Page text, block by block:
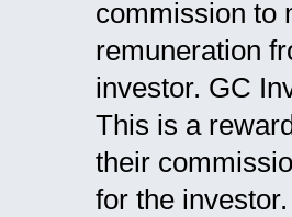
commission to
remuneration
investor. GC
This is a
their
for the